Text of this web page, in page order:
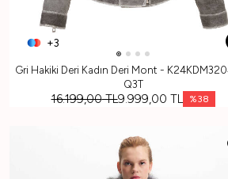
+3
Gri Hakiki Deri Kadın Deri Mont -
Q3T
16.199,00TL9.999,00 TL %38